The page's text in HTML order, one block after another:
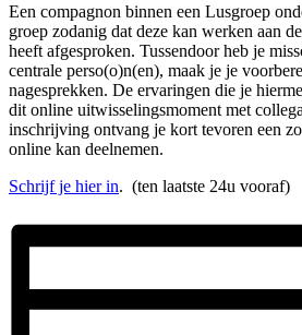
Een compagnon binnen een Lusgroep
groep zodanig dat deze kan werken aan
heeft afgesproken. Tussendoor heb je
centrale perso(o)n(en), maak je je
nagesprekken. De ervaringen die je
dit online uitwisselingsmoment met
inschrijving ontvang je kort tevoren een
online kan deelnemen.
Schrijf je hier in. (ten laatste 24u vooraf)